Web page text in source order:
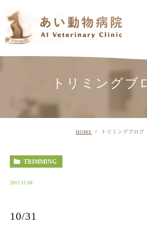
トリミングブ
HOME トリミングブログ
TRIMMING
2017.11.08
10/31